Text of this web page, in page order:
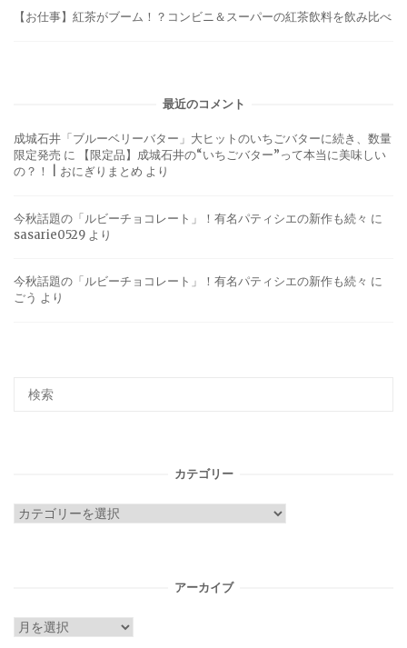
【お仕事】紅茶がブーム！？コンビニ＆スーパーの紅茶飲料を飲み比べ
最近のコメント
成城石井「ブルーベリーバター」大ヒットのいちごバターに続き、数量
限定発売 に
【限定品】成城石井の“いちごバター”って本当に美味しい
の？！ | おにぎりまとめ より
今秋話題の「ルビーチョコレート」！有名パティシエの新作も続々 に
sasarie0529 より
今秋話題の「ルビーチョコレート」！有名パティシエの新作も続々 に
ごう より
カテゴリー
カ
アーカイブ
ア